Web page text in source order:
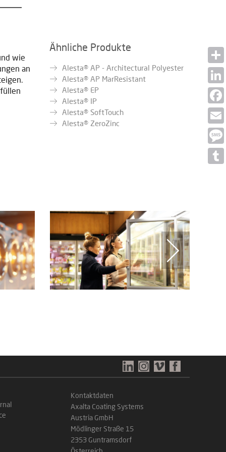
Share
Email
wie
an
Ähnliche Produkte
Alesta® AP - Architectural Polyester
Alesta® AP MarResistant
Alesta® EP
Alesta® IP
Alesta® SoftTouch
Alesta® ZeroZinc
Kontaktdaten
Axalta Coating Systems
Austria GmbH
Mödlinger Straße 15
2353 Guntramsdorf